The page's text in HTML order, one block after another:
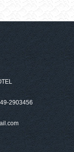
2903456